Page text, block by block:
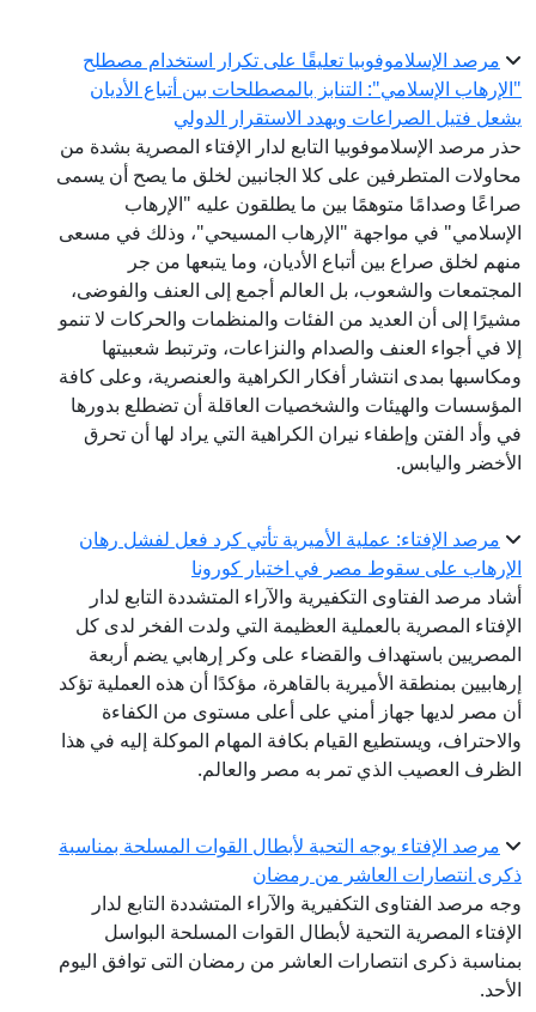
مرصد الإسلاموفوبيا تعليقًا على تكرار استخدام مصطلح
"الإرهاب الإسلامي": التنابز بالمصطلحات بين أتباع الأديان
يشعل فتيل الصراعات ويهدد الاستقرار الدولي
حذر مرصد الإسلاموفوبيا التابع لدار الإفتاء المصرية بشدة من
محاولات المتطرفين على كلا الجانبين لخلق ما يصح أن يسمى
صراعًا وصدامًا متوهمًا بين ما يطلقون عليه "الإرهاب
الإسلامي" في مواجهة "الإرهاب المسيحي"، وذلك في مسعى
منهم لخلق صراع بين أتباع الأديان، وما يتبعها من جر
المجتمعات والشعوب، بل العالم أجمع إلى العنف والفوضى،
مشيرًا إلى أن العديد من الفئات والمنظمات والحركات لا تنمو
إلا في أجواء العنف والصدام والنزاعات، وترتبط شعبيتها
ومكاسبها بمدى انتشار أفكار الكراهية والعنصرية، وعلى كافة
المؤسسات والهيئات والشخصيات العاقلة أن تضطلع بدورها
في وأد الفتن وإطفاء نيران الكراهية التي يراد لها أن تحرق
الأخضر واليابس.
مرصد الإفتاء: عملية الأميرية تأتي كرد فعل لفشل رهان
الإرهاب على سقوط مصر في اختبار كورونا
أشاد مرصد الفتاوى التكفيرية والآراء المتشددة التابع لدار
الإفتاء المصرية بالعملية العظيمة التي ولدت الفخر لدى كل
المصريين باستهداف والقضاء على وكر إرهابي يضم أربعة
إرهابيين بمنطقة الأميرية بالقاهرة، مؤكدًا أن هذه العملية تؤكد
أن مصر لديها جهاز أمني على أعلى مستوى من الكفاءة
والاحتراف، ويستطيع القيام بكافة المهام الموكلة إليه في هذا
الظرف العصيب الذي تمر به مصر والعالم.
مرصد الإفتاء يوجه التحية لأبطال القوات المسلحة بمناسبة
ذكرى انتصارات العاشر من رمضان
وجه مرصد الفتاوى التكفيرية والآراء المتشددة التابع لدار
الإفتاء المصرية التحية لأبطال القوات المسلحة البواسل
بمناسبة ذكرى انتصارات العاشر من رمضان التى توافق اليوم
الأحد.